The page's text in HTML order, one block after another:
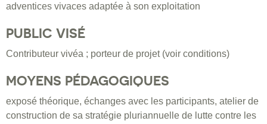
adventices vivaces adaptée à son exploitation
PUBLIC VISÉ
Contributeur vivéa ; porteur de projet (voir conditions)
MOYENS PÉDAGOGIQUES
exposé théorique, échanges avec les participants, atelier de
construction de sa stratégie pluriannuelle de lutte contre les